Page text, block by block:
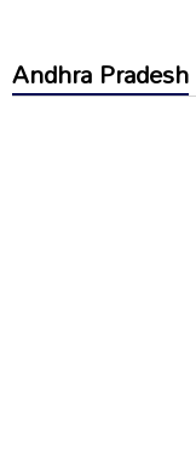
Andhra Pradesh